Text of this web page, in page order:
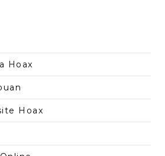
Hoax
Hoax